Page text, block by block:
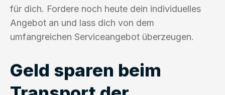
für dich. Fordere noch heute dein individuelles
Angebot an und lass dich von dem
umfangreichen Serviceangebot überzeugen.
Geld sparen beim